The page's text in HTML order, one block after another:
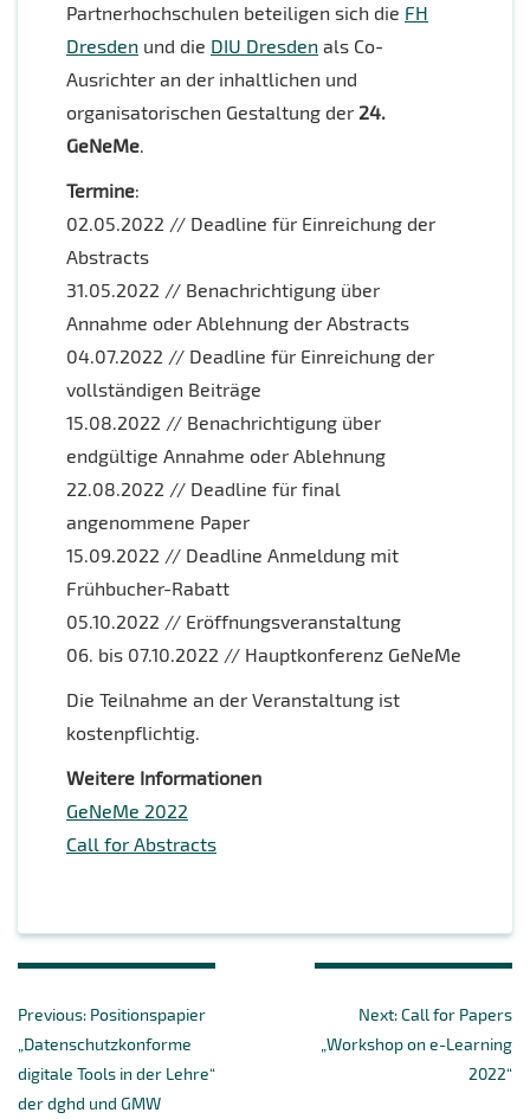
Partnerhochschulen beteiligen sich die FH
Dresden und die DIU Dresden als Co-
Ausrichter an der inhaltlichen und
organisatorischen Gestaltung der 24.
GeNeMe.
Termine:
02.05.2022 // Deadline für Einreichung der
Abstracts
31.05.2022 // Benachrichtigung über
Annahme oder Ablehnung der Abstracts
04.07.2022 // Deadline für Einreichung der
vollständigen Beiträge
15.08.2022 // Benachrichtigung über
endgültige Annahme oder Ablehnung
22.08.2022 // Deadline für final
angenommene Paper
15.09.2022 // Deadline Anmeldung mit
Frühbucher-Rabatt
05.10.2022 // Eröffnungsveranstaltung
06. bis 07.10.2022 // Hauptkonferenz GeNeMe
Die Teilnahme an der Veranstaltung ist
kostenpflichtig.
Weitere Informationen
GeNeMe 2022
Call for Abstracts
Previous: Previous
post:
Positionspapier
„Datenschutzkonforme
digitale Tools in der Lehre“
der dghd und GMW
Next:Next
post:
Call for Papers
„Workshop on e-Learning
2022“